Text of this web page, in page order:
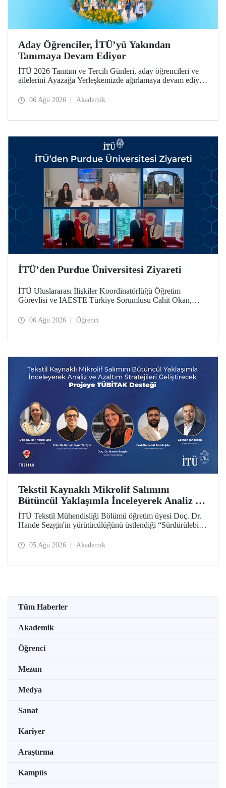
Aday Öğrenciler, İTÜ’yü Yakından
Tanımaya Devam Ediyor
İTÜ 2026 Tanıtım ve Tercih Günleri, aday öğrencileri ve
ailelerini Ayazağa Yerleşkemizde ağırlamaya devam ediyor.
ilgili fakülte ve birimler adaylara bilgi vermeye devam
06 Ağu 2026 Akademik
İTÜ’den Purdue Üniversitesi Ziyareti
İTÜ Uluslararası İlişkiler Koordinatörlüğü Öğretim
Görevlisi ve IAESTE Türkiye Sorumlusu Cahit Okan,
Temmuz tarihlerinde ABD’de dünyanın önde gelen
06 Ağu 2026 Öğrenci
Tekstil Kaynaklı Mikrolif Salımını
Bütüncül Yaklaşımla İnceleyerek Analiz ve
Azaltım Stratejileri Geliştirecek Projeye
TÜBİTAK Desteği
İTÜ Tekstil Mühendisliği Bölümü öğretim üyesi Doç. Dr.
Hande Sezgin'in yürütücülüğünü üstlendiği “Sürdürülebilir
Koşullarına Bağlı Mikrolif Salımı: Aşınma, UV Maruziyeti
05 Ağu 2026 Akademik
Tüm Haberler
Akademik
Öğrenci
Mezun
Medya
Sanat
Kariyer
Araştırma
Kampüs